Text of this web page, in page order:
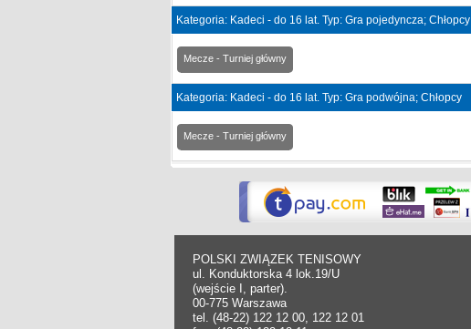
Kategoria: Kadeci - do 16 lat. Typ: Gra pojedyncza; Chłopcy
Mecze - Turniej główny
Kategoria: Kadeci - do 16 lat. Typ: Gra podwójna; Chłopcy
Mecze - Turniej główny
POLSKI ZWIĄZEK TENISOWY
ul. Konduktorska 4 lok.19/U
(wejście I, parter).
00-775 Warszawa
tel. (48-22) 122 12 00, 122 12 01